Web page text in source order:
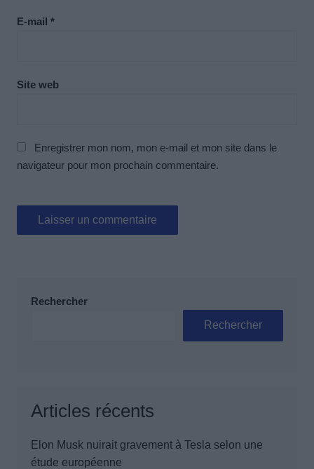
E-mail *
Site web
Enregistrer mon nom, mon e-mail et mon site dans le
navigateur pour mon prochain commentaire.
Rechercher
Rechercher
Articles récents
Elon Musk nuirait gravement à Tesla selon une
étude européenne